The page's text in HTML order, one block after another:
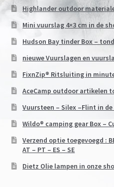
Highlander outdoor
Mini vuurslag 4×3 cm in de
Hudson Bay tinder Box –
nieuwe Vuurslagen en
FixnZip® Ritsluiting in
AceCamp outdoor artikelen
Vuursteen – Silex –Flint in de
Wildo® camping gear Box –
Verzend optie toegevoegd :
AT – PT – ES – SE
Dietz Olie lampen in onze